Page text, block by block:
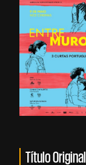
Título Original